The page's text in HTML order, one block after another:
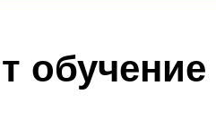
обучение